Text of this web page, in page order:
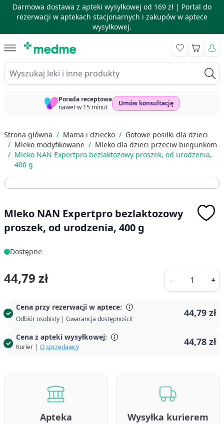
Darmowa dostawa z apteki wysyłkowej od 169 zł | Portal do
rezerwacji w aptekach stacjonarnych i zakupów w aptece
wysyłkowej.
Wyszukaj leki i inne produkty
Koszyk
Porada receptowa
nawet w 15 minut
Umów konsultację
Strona główna / Mama i dziecko / Gotowe posiłki dla dzieci
/ Mleko modyfikowane / Mleko dla dzieci przeciw biegunkom
/ Mleko NAN Expertpro bezlaktozowy proszek, od urodzenia,
400 g
Mleko NAN Expertpro bezlaktozowy
proszek, od urodzenia, 400 g
Dostępne
Cena przy rezerwacji w aptece:
Odbiór osobisty | Gwarancja dostępności!
44,79 zł
Cena z apteki wysyłkowej:
Kurier | O sprzedawcy 44,78 zł
44,79 zł -
Ilość
+
Apteka Wysyłka kurierem